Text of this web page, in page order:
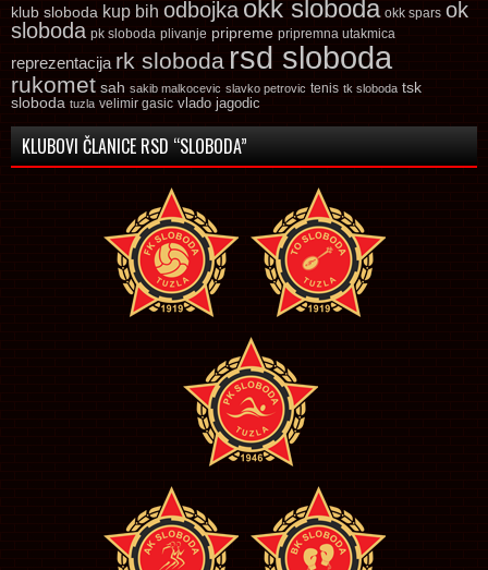
klub sloboda kup bih odbojka okk sloboda okk spars ok
sloboda pk sloboda plivanje pripreme pripremna utakmica
reprezentacija rk sloboda rsd sloboda
rukomet sah sakib malkocevic slavko petrovic tenis tk sloboda tsk
sloboda tuzla velimir gasic vlado jagodic
KLUBOVI ČLANICE RSD “SLOBODA”